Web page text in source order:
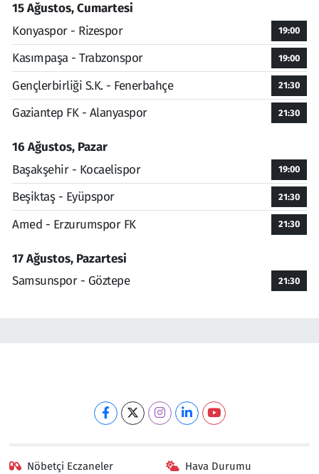
15 Ağustos, Cumartesi
Konyaspor - Rizespor
19:00
Kasımpaşa - Trabzonspor 19:00
Gençlerbirliği S.K. - Fenerbahçe 21:30
Gaziantep FK - Alanyaspor 21:30
16 Ağustos, Pazar
Başakşehir - Kocaelispor
19:00
Beşiktaş - Eyüpspor 21:30
Amed - Erzurumspor FK 21:30
17 Ağustos, Pazartesi
Samsunspor - Göztepe
21:30
Nöbetçi Eczaneler Hava Durumu